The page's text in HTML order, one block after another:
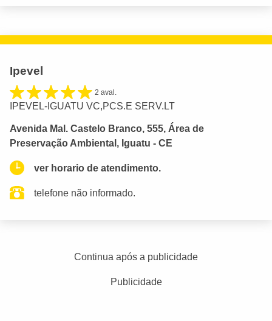
Ipevel
2 aval.
IPEVEL-IGUATU VC,PCS.E SERV.LT
Avenida Mal. Castelo Branco, 555, Área de
Preservação Ambiental, Iguatu - CE
ver horario de atendimento.
telefone não informado.
Continua após a publicidade
Publicidade